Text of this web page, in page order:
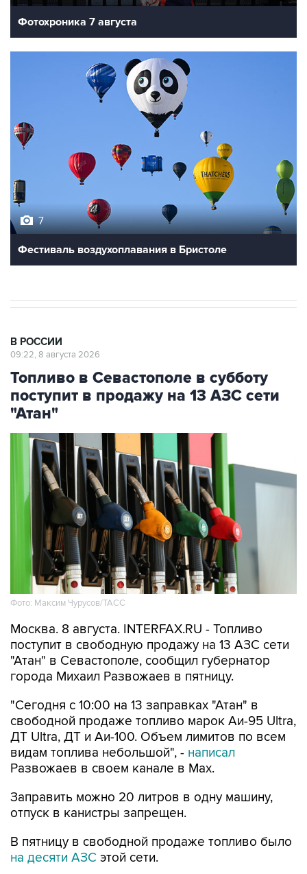
Фестиваль воздухоплавания в Бристоле
Топливо в Севастополе в субботу
поступит в продажу на 13 АЗС сети
"Атан"
Фото: Максим Чурусов/ТАСС
Москва. 8 августа. INTERFAX.RU - Топливо
"Атан" в Севастополе, сообщил губернатор
города Михаил Развожаев в пятницу.
"Сегодня с 10:00 на 13 заправках "Атан" в
ДТ Ultra, ДТ и Аи-100. Объем лимитов по всем
видам топлива небольшой", - написал
Развожаев в своем канале в Max.
Заправить можно 20 литров в одну машину,
В пятницу в свободной продаже топливо было
Как сообщалось, 22 мая из-за логистических